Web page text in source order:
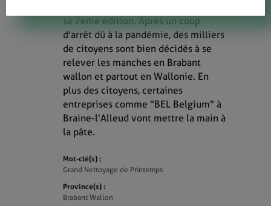
sa 7ème édition. Après un coup
d'arrêt dû à la pandémie, des milliers
de citoyens sont bien décidés à se
relever les manches en Brabant
wallon et partout en Wallonie. En
plus des citoyens, certaines
entreprises comme "BEL Belgium" à
Braine-l'Alleud vont mettre la main à
la pâte.
Mot-clé(s) :
Grand Nettoyage de Printemps
Province(s) :
Brabant Wallon